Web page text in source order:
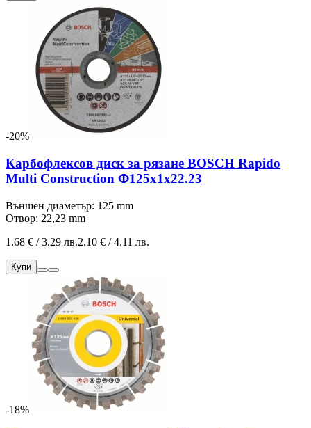
-20%
Карбофлексов диск за рязане BOSCH Rapido
Multi Construction Ф125х1х22.23
Външен диаметър: 125 mm
Отвор: 22,23 mm
1.68 € / 3.29 лв.2.10 € / 4.11 лв.
Купи
-18%